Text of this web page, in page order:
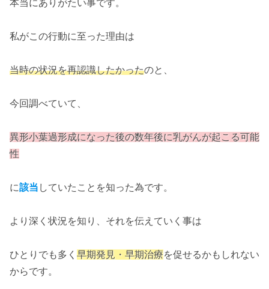
本当にありがたい事です。
私がこの行動に至った理由は
当時の状況を再認識したかったのと、
今回調べていて、
異形小葉過形成になった後の数年後に乳がんが起こる可能
性
に該当 していたことを知った為です。
より深く状況を知り、それを伝えていく事は
ひとりでも多く 早期発見・早期治療を促せるかもしれない
からです。